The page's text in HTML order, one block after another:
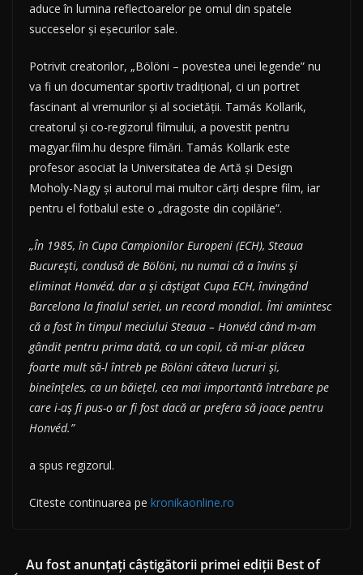
aduce în lumina reflectoarelor pe omul din spatele
succeselor și eșecurilor sale.
Potrivit creatorilor, „Bölöni – povestea unei legende” nu
va fi un documentar sportiv tradițional, ci un portret
fascinant al vremurilor și al societății. Tamás Kollarik,
creatorul și co-regizorul filmului, a povestit pentru
magyar.film.hu despre filmări. Tamás Kollarik este
profesor asociat la Universitatea de Artă și Design
Moholy-Nagy și autorul mai multor cărți despre film, iar
pentru el fotbalul este o „dragoste din copilărie”.
„În 1985, în Cupa Campionilor Europeni (ECH), Steaua
București, condusă de Bölöni, nu numai că a învins și
eliminat Honvéd, dar a și câștigat Cupa ECH, învingând
Barcelona la finalul seriei, un record mondial. Îmi amintesc
că a fost în timpul meciului Steaua – Honvéd când m-am
gândit pentru prima dată, ca un copil, că mi-ar plăcea
foarte mult să-l întreb pe Bölöni câteva lucruri și,
bineînțeles, ca un băiețel, cea mai importantă întrebare pe
care i-aș fi pus-o ar fi fost dacă ar prefera să joace pentru
Honvéd.”
a spus regizorul.
Citeste continuarea pe kronikaonline.ro
Au fost anunţaţi câştigătorii primei ediţii Best of